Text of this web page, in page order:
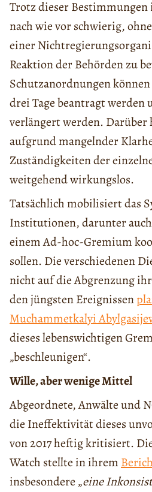
Trotz dieser
nach wie vor schwierig,
einer
Reaktion der Behörden zu
Schutzanordnungen
drei Tage beantragt werden
verlängert werden. Darüber
aufgrund mangelnder
Zuständigkeiten der
weitgehend wirkungslos.
Tatsächlich mobilisiert das
Institutionen, darunter
einem Ad-hoc-Gremium
sollen. Die verschiedenen
nicht auf die Abgrenzung
den jüngsten Ereignissen
Muchammetkalyi
dieses lebenswichtigen
„beschleunigen“.
Wille, aber wenige Mittel
Abgeordnete, Anwälte und
die Ineffektivität dieses
von 2017 heftig kritisiert.
Watch stellte in ihrem
insbesondere „eine